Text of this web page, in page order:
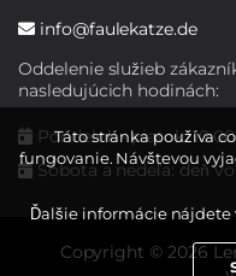
info@faulekatze.de
Oddelenie služieb
nasledujúcich hodinách:
Pondelok - piatok: 10:00
Sobota a nedeľa: deň
Copyright © 2026
Táto stránka používa
fungovanie. Návštevou
Ďalšie informácie nájdete